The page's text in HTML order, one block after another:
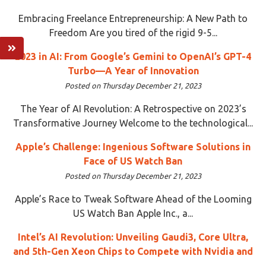
Embracing Freelance Entrepreneurship: A New Path to
Freedom Are you tired of the rigid 9-5...
2023 in AI: From Google’s Gemini to OpenAI’s GPT-4
Turbo—A Year of Innovation
Posted on Thursday December 21, 2023
The Year of AI Revolution: A Retrospective on 2023’s
Transformative Journey Welcome to the technological...
Apple’s Challenge: Ingenious Software Solutions in
Face of US Watch Ban
Posted on Thursday December 21, 2023
Apple’s Race to Tweak Software Ahead of the Looming
US Watch Ban Apple Inc., a...
Intel’s AI Revolution: Unveiling Gaudi3, Core Ultra,
and 5th-Gen Xeon Chips to Compete with Nvidia and